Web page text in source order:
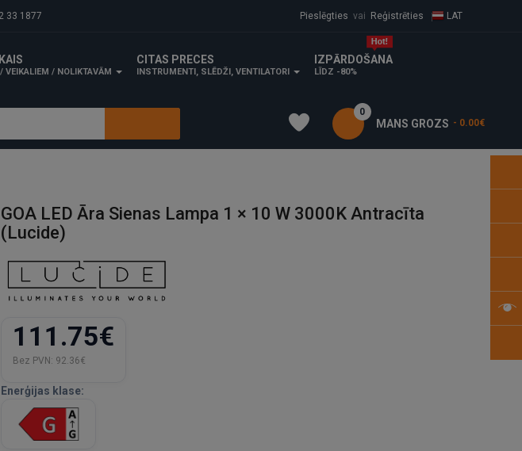
33 1877 Pieslēgties vai Reģistrēties LAT
VEIKALIEM / NOLIKTAVĀM
CITAS PRECES
INSTRUMENTI, SLĒDŽI, VENTILATORI
IZPĀRDOŠANA
LĪDZ -80%
MANS GROZS
0
- 0.00€
GOA LED Āra Sienas Lampa 1 × 10 W 3000K Antracīta
(Lucide)
111.75€
Bez PVN: 92.36€
Enerģijas klase: